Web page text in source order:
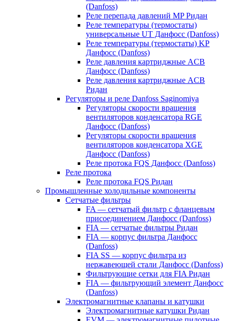
(Danfoss)
Реле перепада давлений MP Ридан
Реле температуры (термостаты)
универсальные UT Данфосс (Danfoss)
Реле температуры (термостаты) KP
Данфосс (Danfoss)
Реле давления картриджные ACB
Данфосс (Danfoss)
Реле давления картриджные ACB
Ридан
Регуляторы и реле Danfoss Saginomiya
Регуляторы скорости вращения
вентиляторов конденсатора RGE
Данфосс (Danfoss)
Регуляторы скорости вращения
вентиляторов конденсатора XGE
Данфосс (Danfoss)
Реле протока FQS Данфосс (Danfoss)
Реле протока
Реле протока FQS Ридан
Промышленные холодильные компоненты
Сетчатые фильтры
FA — сетчатый фильтр с фланцевым
присоединением Данфосс (Danfoss)
FIA — сетчатые фильтры Ридан
FIA — корпус фильтра Данфосс
(Danfoss)
FIA SS — корпус фильтра из
нержавеющей стали Данфосс (Danfoss)
Фильтрующие сетки для FIA Ридан
FIA — фильтрующий элемент Данфосс
(Danfoss)
Электромагнитные клапаны и катушки
Электромагнитные катушки Ридан